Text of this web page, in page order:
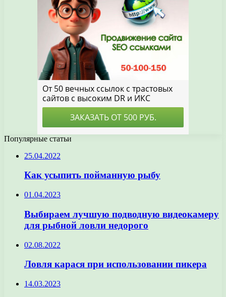
Популярные статьи
25.04.2022
Как усыпить пойманную рыбу
01.04.2023
Выбираем лучшую подводную видеокамеру
для рыбной ловли недорого
02.08.2022
Ловля карася при использовании пикера
14.03.2023